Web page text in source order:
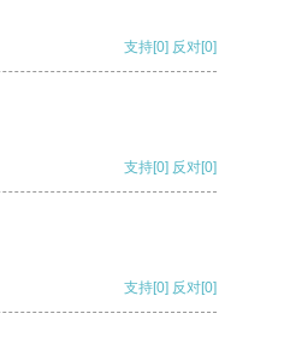
支持[0] 反对[0]
支持[0] 反对[0]
支持[0] 反对[0]